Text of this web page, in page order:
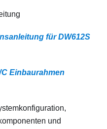
für DW612S
Einbaurahmen
und